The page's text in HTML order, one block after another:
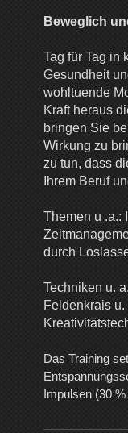
Beweglich
Tag für Tag in
Gesundheit
wohltuende
Kraft heraus
bringen Sie
Wirkung zu
zu tun, dass
Ihrem Beruf
Themen u .a.:
durch
Techniken u.
Feldenkrais
Das Training
Impulsen (30